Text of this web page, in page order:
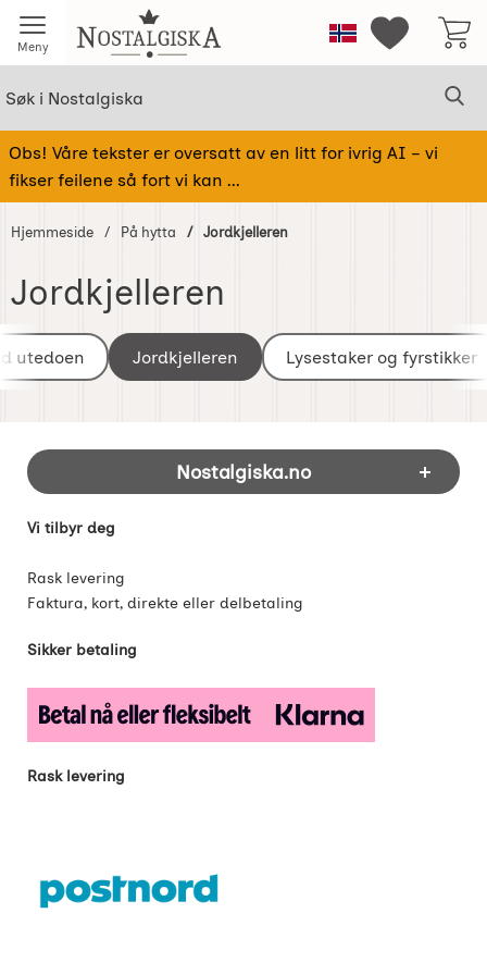
Meny Startsiden for NostalgiskaNorge Mine
Obs! Våre tekster er oversatt av en litt for ivrig AI – vi
fikser feilene så fort vi kan ...
Hjemmeside På hytta Jordkjelleren
Jordkjelleren
Gå
til
produkter
underkategorier
utedoen Jordkjelleren Lysestaker og fyrstikker
Footer-innhold Blandet informasjon og
Nostalgiska.no
Vi tilbyr deg
Rask levering
Faktura, kort, direkte eller delbetaling
Sikker betaling
Rask levering